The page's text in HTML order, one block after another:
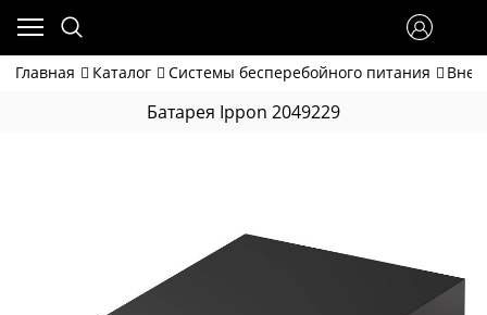
Главная Каталог Системы бесперебойного питания
Батарея Ippon 2049229